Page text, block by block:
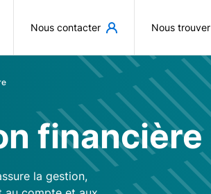
Nous contacter Nous trouver
financière
la gestion,